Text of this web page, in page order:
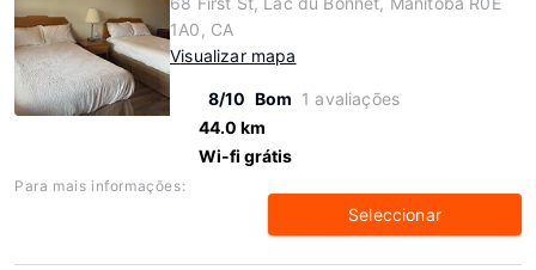
1A0, CA
Visualizar mapa
8/10 Bom 1 avaliações
44.0 km
Wi-fi grátis
Para mais informações:
Seleccionar